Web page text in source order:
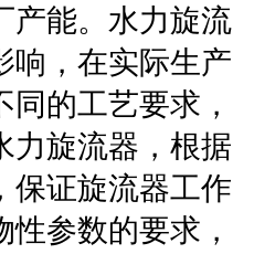
产能。水力旋流
响，在实际生产
的工艺要求，
力旋流器，根据
保证旋流器工作
参数的要求，